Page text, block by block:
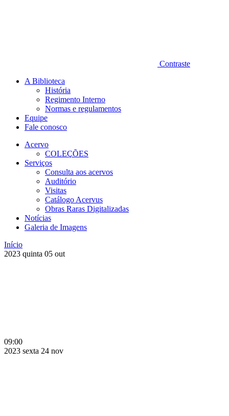
Contraste
A Biblioteca
História
Regimento Interno
Normas e regulamentos
Equipe
Fale conosco
Acervo
COLEÇÕES
Serviços
Consulta aos acervos
Auditório
Visitas
Catálogo Acervus
Obras Raras Digitalizadas
Notícias
Galeria de Imagens
Início
2023 quinta 05 out
09:00
2023 sexta 24 nov